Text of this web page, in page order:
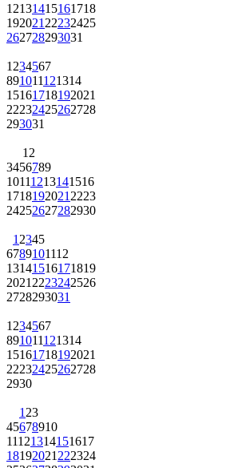
12131415161718
192021 22232425
262728293031
1 234567
891011121314
15161718192021
22232425262728
293031
1 2
3456789
10111213141516
1718192021 2223
24252627282930
1 2345
6789101112
13141516171819
2021 2223242526
2728293031
1 234567
891011121314
15161718192021
22232425262728
2930
1 23
45678910
11121314151617
18192021 222324